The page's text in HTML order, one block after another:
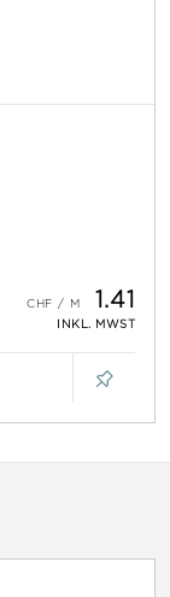
1.41
INKL. MWST